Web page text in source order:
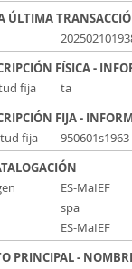
ÚLTIMA
FÍSICA -
fija
ta
FIJA -
fija
ES-MaIEF
spa
ES-MaIEF
PRINCIPAL -